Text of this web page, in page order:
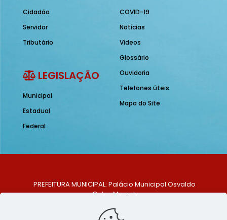
Cidadão
Servidor
Tributário
LEGISLAÇÃO
Municipal
Estadual
Federal
COVID-19
Notícias
Vídeos
Glossário
Ouvidoria
Telefones úteis
Mapa do Site
PREFEITURA MUNICIPAL: Palácio Municipal Osvaldo
Celso Maciel
Centro, São Bento do Una - PE. CEP: 553370-128